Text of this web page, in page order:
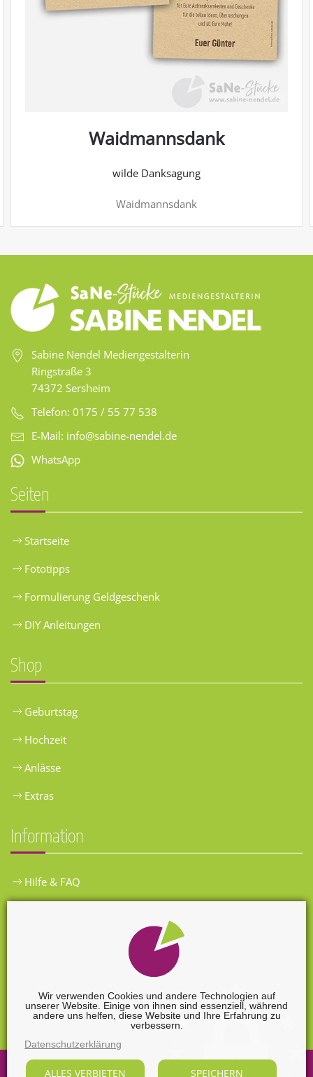
Wir verwenden Cookies und andere Technologien auf
unserer Website. Einige von ihnen sind essenziell, während
andere uns helfen, diese Website und Ihre Erfahrung zu
verbessern.
Datenschutzerklärung
ALLES VERBIETEN SPEICHERN
Waidmannsdank
wilde Danksagung
Waidmannsdank
Sabine Nendel Mediengestalterin
Ringstraße 3
74372 Sersheim
Telefon: 0175 / 55 77 538
E-Mail: info@sabine-nendel.de
WhatsApp
Seiten
Startseite
Fototipps
Formulierung Geldgeschenk
DIY Anleitungen
Shop
Geburtstag
Hochzeit
Anlässe
Extras
Information
Hilfe & FAQ
Widerrufsformular